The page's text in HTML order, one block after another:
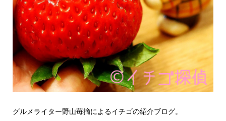
グルメライター野山苺摘によるイチゴの紹介ブログ。